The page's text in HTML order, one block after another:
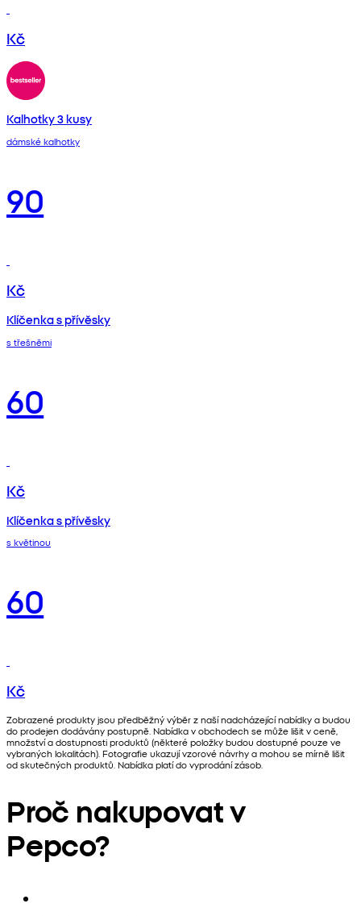
Kč
Kalhotky 3 kusy
dámské kalhotky
90
Kč
Klíčenka s přívěsky
s třešněmi
60
Kč
Klíčenka s přívěsky
s květinou
60
Kč
Zobrazené produkty jsou předběžný výběr z naší nadcházející nabídky a budou
do prodejen dodávány postupně. Nabídka v obchodech se může lišit v ceně,
množství a dostupnosti produktů (některé položky budou dostupné pouze ve
vybraných lokalitách). Fotografie ukazují vzorové návrhy a mohou se mírně lišit
od skutečných produktů. Nabídka platí do vyprodání zásob.
Proč nakupovat v
Pepco?